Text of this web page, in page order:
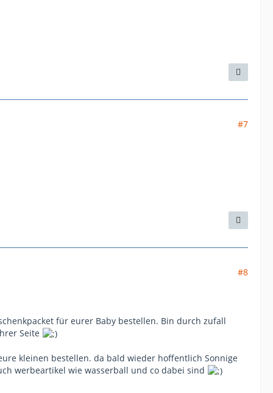
#7
#8
für eurer Baby bestellen. Bin durch zufall
Seite
kleinen bestellen. da bald wieder hoffentlich Sonnige
werbeartikel wie wasserball und co dabei sind